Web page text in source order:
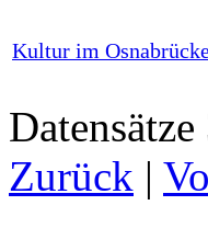
Kultur im
Zurück |